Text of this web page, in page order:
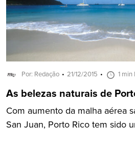
Por: Redação 21/12/2015 1 min
As belezas naturais de
Com aumento da malha aérea
San Juan, Porto Rico tem sido